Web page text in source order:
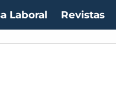
Laboral Revistas